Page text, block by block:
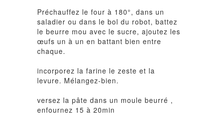
Préchauffez le four à 180°, dans un
saladier ou dans le bol du robot, battez
le beurre mou avec le sucre, ajoutez les
œufs un à un en battant bien entre
chaque.
incorporez la farine le zeste et la
levure. Mélangez-bien.
versez la pâte dans un moule beurré ,
enfournez 15 à 20min